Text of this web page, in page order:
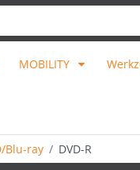
MOBILITY
Blu-ray DVD-R